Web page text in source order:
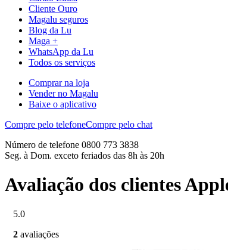
Cliente Ouro
Magalu seguros
Blog da Lu
Maga +
WhatsApp da Lu
Todos os serviços
Comprar na loja
Vender no Magalu
Baixe o aplicativo
Compre pelo telefoneCompre pelo chat
Número de telefone 0800 773 3838
Seg. à Dom. exceto feriados das 8h às 20h
Avaliação dos clientes
5.0
2 avaliações